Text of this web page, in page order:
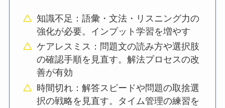
知識不足：語彙・文法・リスニング力の
強化が必要。インプット学習を増やす
ケアレスミス：問題文の読み方や選択肢
の確認手順を見直す。解法プロセスの改
善が有効
時間切れ：解答スピードや問題の取捨選
択の戦略を見直す。タイム管理の練習を